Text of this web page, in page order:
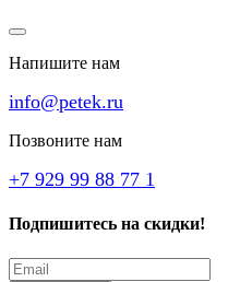
Напишите нам
info@petek.ru
Позвоните нам
+7 929 99 88 77 1
Подпишитесь на скидки!